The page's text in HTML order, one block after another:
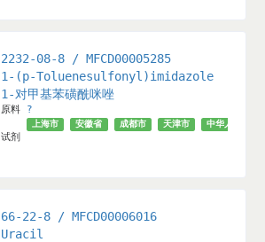
2232-08-8 / MFCD00005285
1-(p-Toluenesulfonyl)imidazole
1-对甲基苯磺酰咪唑
原料 ?
试剂
上海市 安徽省 成都市 天津市 中华人民共和国
66-22-8 / MFCD00006016
Uracil